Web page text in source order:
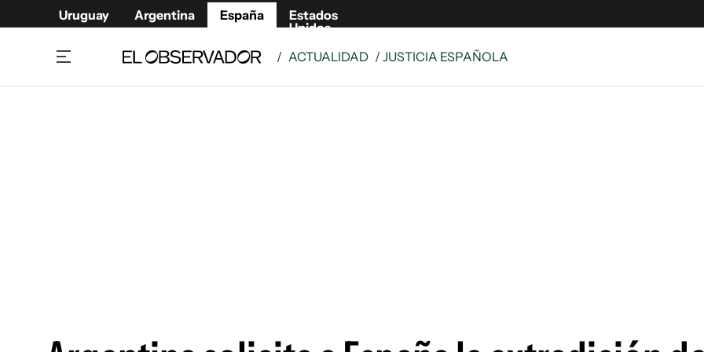
Uruguay Argentina España
Estados
Unidos
/ ACTUALIDAD / JUSTICIA ESPAÑOLA